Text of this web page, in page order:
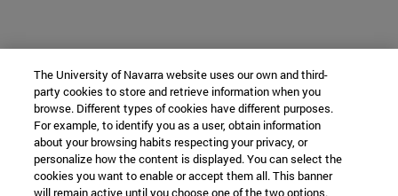
The University of Navarra website uses our own and third-
party cookies to store and retrieve information when you
browse. Different types of cookies have different purposes.
For example, to identify you as a user, obtain information
about your browsing habits respecting your privacy, or
personalize how the content is displayed. You can select the
cookies you want to enable or accept them all. This banner
will remain active until you choose one of the two options.